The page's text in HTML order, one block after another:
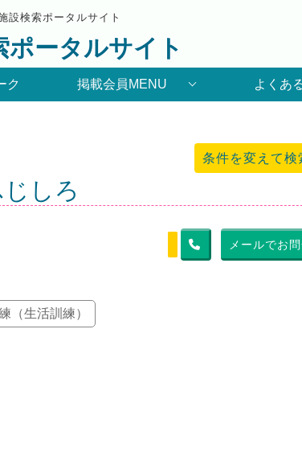
設検索ポータルサイト
ータルサイト
ク 掲載会員MENU よくあ
条件を変えて検
しろ
メールでお
（生活訓練）